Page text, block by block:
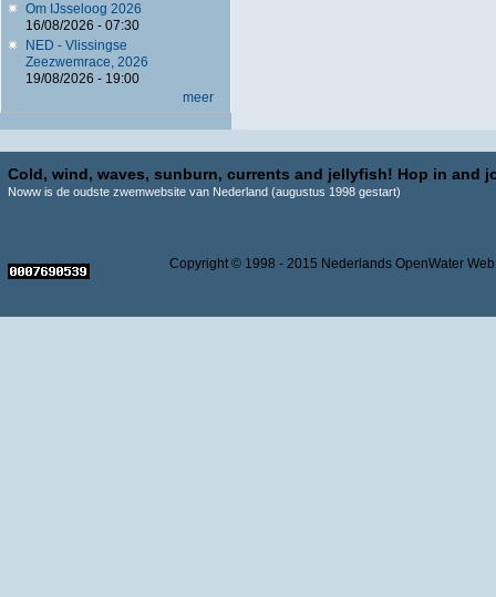
Om IJsseloog 2026
16/08/2026 - 07:30
NED - Vlissingse
Zeezwemrace, 2026
19/08/2026 - 19:00
meer
Cold, wind, waves, sunburn, currents and jellyfish! Hop in and
Noww is de oudste zwemwebsite van Nederland (augustus 1998 gestart)
Copyright © 1998 - 2015 Nederlands OpenWater